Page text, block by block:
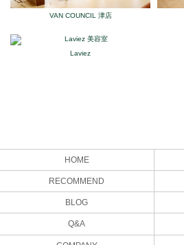
VAN COUNCIL 津店
Laviez
HOME
RECOMMEND
BLOG
Q&A